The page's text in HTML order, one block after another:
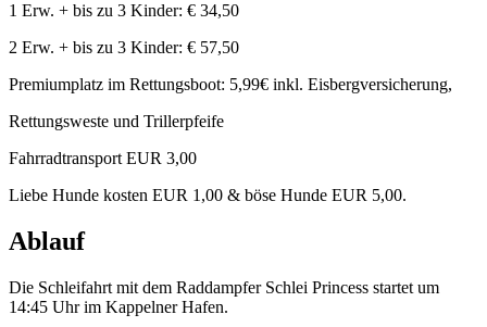
1 Erw. + bis zu 3 Kinder: € 34,50
2 Erw. + bis zu 3 Kinder: € 57,50
Premiumplatz im Rettungsboot: 5,99€ inkl. Eisbergversicherung,
Rettungsweste und Trillerpfeife
Fahrradtransport EUR 3,00
Liebe Hunde kosten EUR 1,00 & böse Hunde EUR 5,00.
Ablauf
Die Schleifahrt mit dem Raddampfer Schlei Princess startet um
14:45 Uhr im Kappelner Hafen.